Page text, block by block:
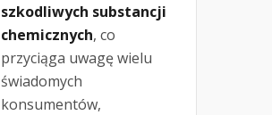
szkodliwych substancji
chemicznych, co
przyciąga uwagę wielu
świadomych
konsumentów,